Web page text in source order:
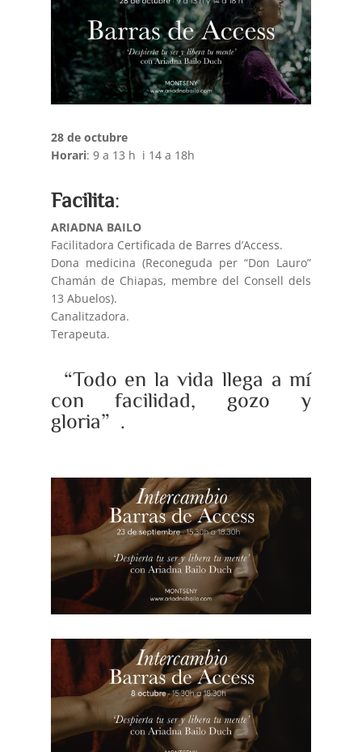
28 de octubre
Horari: 9 a 13 h i 14 a 18h
Facilita:
ARIADNA BAILO
Facilitadora Certificada de Barres d’Access.
Dona medicina (Reconeguda per “Don Lauro”
Chamán de Chiapas, membre del Consell dels
13 Abuelos).
Canalitzadora.
Terapeuta.
“Todo en la vida llega a mí
con facilidad, gozo y
gloria”.